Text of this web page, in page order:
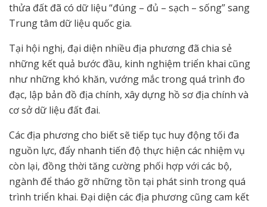
thửa đất đã có dữ liệu “đúng – đủ – sạch – sống” sang
Trung tâm dữ liệu quốc gia.
Tại hội nghị, đại diện nhiều địa phương đã chia sẻ
những kết quả bước đầu, kinh nghiệm triển khai cũng
như những khó khăn, vướng mắc trong quá trình đo
đạc, lập bản đồ địa chính, xây dựng hồ sơ địa chính và
cơ sở dữ liệu đất đai.
Các địa phương cho biết sẽ tiếp tục huy động tối đa
nguồn lực, đẩy nhanh tiến độ thực hiện các nhiệm vụ
còn lại, đồng thời tăng cường phối hợp với các bộ,
ngành để tháo gỡ những tồn tại phát sinh trong quá
trình triển khai. Đại diện các địa phương cũng cam kết